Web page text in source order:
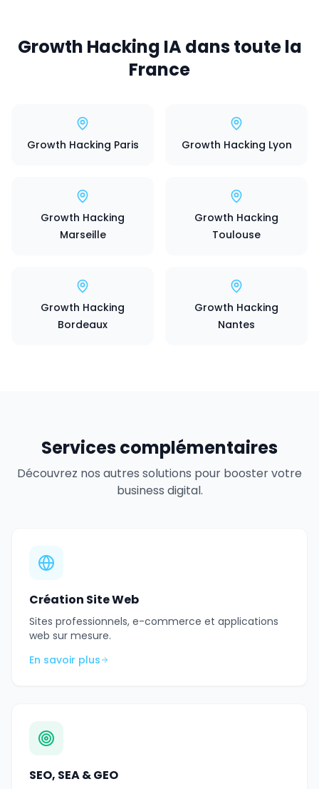
Growth Hacking IA dans toute la
France
Growth Hacking Paris Growth Hacking Lyon
Growth Hacking
Marseille
Growth Hacking
Toulouse
Growth Hacking
Bordeaux
Growth Hacking
Nantes
Services complémentaires
Découvrez nos autres solutions pour booster votre
business digital.
Création Site Web
Sites professionnels, e-commerce et applications
web sur mesure.
En savoir plus
SEO, SEA & GEO